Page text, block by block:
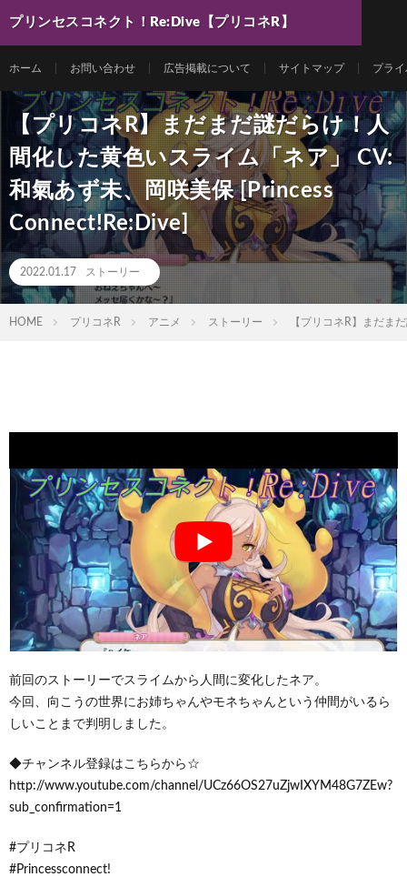
プリンセスコネクト！Re:Dive【プリコネR】
ホーム お問い合わせ 広告掲載について サイトマップ プラ
【プリコネR】まだまだ謎だらけ！人
間化した黄色いスライム「ネア」 CV:
和氣あず未、岡咲美保 [Princess
Connect!Re:Dive]
2022.01.17 ストーリー
HOME プリコネR アニメ ストーリー 【プリコネR】まだま
前回のストーリーでスライムから人間に変化したネア。
今回、向こうの世界にお姉ちゃんやモネちゃんという仲間がいるら
しいことまで判明しました。
◆チャンネル登録はこちらから☆
http://www.youtube.com/channel/UCz66OS27uZjwIXYM48G7ZEw?
sub_confirmation=1
#プリコネR
#Princessconnect!